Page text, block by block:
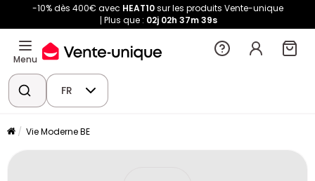
-10% dès 400€ avec HEAT10sur les produits Vente-unique
Plus que : 02j 02h 37m39s
Menu
FR
Vie Moderne BE